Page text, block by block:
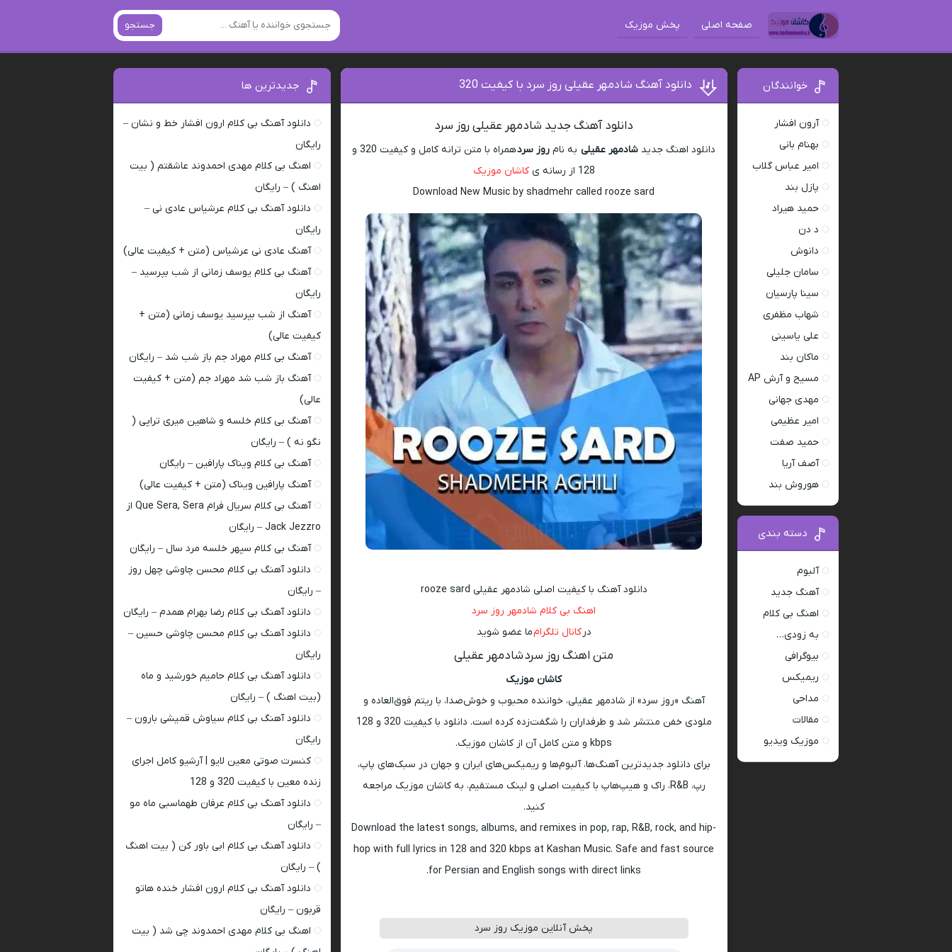
صفحه اصلی پخش موزیک جستجو
دانلود آهنگ شادمهر عقیلی روز سرد با کیفیت 320
دانلود آهنگ جدید شادمهر عقیلی روز سرد
دانلود اهنگ جدید شادمهر عقیلی به نام روز سرد
همراه با متن ترانه کامل و کیفیت 320 و
128 از رسانه ی
کاشان موزیک
Download New Music by shadmehr called rooze sard
دانلود آهنگ با کیفیت اصلی شادمهر عقیلی rooze sard
اهنگ بی کلام شادمهر روز سرد
در کانال تلگرامما عضو شوید
متن اهنگ روز سرد شادمهر عقیلی
کاشان موزیک
آهنگ «روز سرد» از شادمهر عقیلی، خواننده محبوب و خوش‌صدا، با ریتم فوق‌العاده و
ملودی خفن منتشر شد و طرفداران را شگفت‌زده کرده است. دانلود با کیفیت 320 و 128
kbps و متن کامل آن از کاشان موزیک.
برای دانلود جدیدترین آهنگ‌ها، آلبوم‌ها و ریمیکس‌های ایران و جهان در سبک‌های پاپ،
رپ، R&B، راک و هیپ‌هاپ با کیفیت اصلی و لینک مستقیم، به کاشان موزیک مراجعه
کنید.
Download the latest songs, albums, and remixes in pop, rap, R&B, rock, and hip-
hop with full lyrics in 128 and 320 kbps at Kashan Music. Safe and fast source
for Persian and English songs with direct links.
پخش آنلاین موزیک روز سرد
خوانندگان
آرون افشار
بهنام بانی
امیر عباس گلاب
پازل بند
حمید هیراد
د دن
دانوش
سامان جلیلی
سینا پارسیان
شهاب مظفری
علی یاسینی
ماکان بند
مسیح و آرش AP
مهدی جهانی
امیر عظیمی
حمید صفت
آصف آریا
هوروش بند
دسته بندی
آلبوم
آهنگ جدید
اهنگ بی کلام
به زودی…
بیوگرافی
ریمیکس
مداحی
مقالات
موزیک ویدیو
جدیدترین ها
دانلود آهنگ بی کلام ارون افشار خط و نشان –
رایگان
اهنگ بی کلام مهدی احمدوند عاشقتم ( بیت
اهنگ ) – رایگان
دانلود آهنگ بی کلام عرشیاس عادی نی –
رایگان
آهنگ عادی نی عرشیاس (متن + کیفیت عالی)
آهنگ بی کلام یوسف زمانی از شب بپرسید –
رایگان
آهنگ از شب بپرسید یوسف زمانی (متن +
کیفیت عالی)
آهنگ بی کلام مهراد جم باز شب شد – رایگان
آهنگ باز شب شد مهراد جم (متن + کیفیت
عالی)
آهنگ بی کلام خلسه و شاهین میری تراپی (
نگو نه ) – رایگان
آهنگ بی کلام ویناک پارافین – رایگان
آهنگ پارافین ویناک (متن + کیفیت عالی)
آهنگ بی کلام سریال فرام Que Sera, Sera از
Jack Jezzro – رایگان
آهنگ بی کلام سپهر خلسه مرد سال – رایگان
دانلود آهنگ بی کلام محسن چاوشی چهل روز
– رایگان
دانلود آهنگ بی کلام رضا بهرام همدم – رایگان
دانلود آهنگ بی کلام محسن چاوشی حسین –
رایگان
دانلود آهنگ بی کلام حامیم خورشید و ماه
(بیت اهنگ ) – رایگان
دانلود آهنگ بی کلام سیاوش قمیشی بارون –
رایگان
کنسرت صوتی معین لایو | آرشیو کامل اجرای
زنده معین با کیفیت 320 و 128
دانلود آهنگ بی کلام عرفان طهماسبی ماه مو
– رایگان
دانلود آهنگ بی کلام ابی باور کن ( بیت اهنگ
) – رایگان
دانلود آهنگ بی کلام ارون افشار خنده هاتو
قربون – رایگان
اهنگ بی کلام مهدی احمدوند چی شد ( بیت